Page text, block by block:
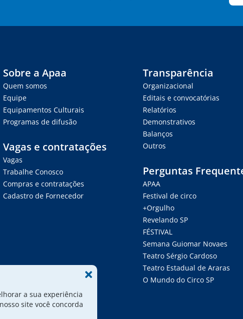
Sobre a Apaa
Quem somos
Equipe
Equipamentos Culturais
Programas de difusão
Vagas e contratações
Vagas
Trabalhe Conosco
Compras e contratações
Cadastro de Fornecedor
Transparência
Organizacional
Editais e convocatórias
Relatórios
Demonstrativos
Balanços
Outros
Perguntas
APAA
Festival de circo
+Orgulho
Revelando SP
FÉSTIVAL
Semana Guiomar Novaes
Teatro Sérgio Cardoso
Teatro Estadual de Araras
O Mundo do Circo SP
a sua experiência
site você concorda